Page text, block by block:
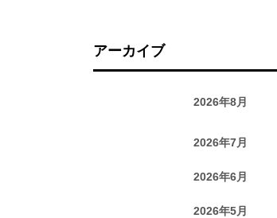
アーカイブ
2026年8月
2026年7月
2026年6月
2026年5月